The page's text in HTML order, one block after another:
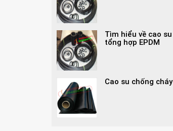
Tìm hiểu về cao su
tổng hợp EPDM
Cao su chống cháy